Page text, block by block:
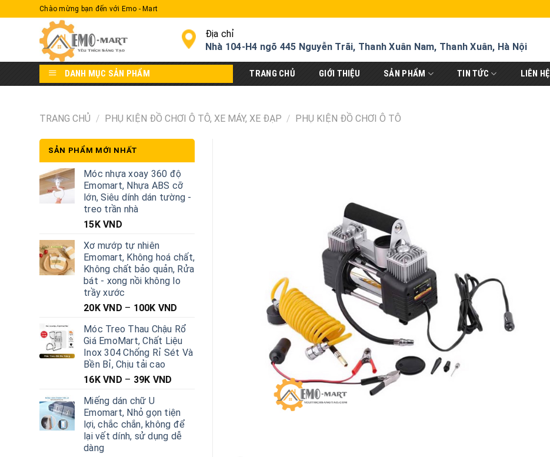
to
Chào mừng bạn đến với Emo - Mart
Địa chỉ
Nhà 104-H4 ngõ 445 Nguyễn Trãi, Thanh Xuân Nam, Thanh Xuân, Hà Nội
DANH MỤC SẢN PHẨM TRANG CHỦ GIỚI THIỆU SẢN PHẨM TIN TỨC LIÊN HỆ
TRANG CHỦ / PHỤ KIỆN ĐỒ CHƠI Ô TÔ, XE MÁY, XE ĐẠP / PHỤ KIỆN ĐỒ CHƠI Ô TÔ
SẢN PHẨM MỚI NHẤT
Móc nhựa xoay 360 độ
Emomart, Nhựa ABS cỡ
lớn, Siêu dính dán tường -
treo trần nhà
15K VND
Xơ mướp tự nhiên
Emomart, Không hoá chất,
Không chất bảo quản, Rửa
bát - xong nồi không lo
trầy xước
20K VND – 100K VND
Móc Treo Thau Chậu Rổ
Giá EmoMart, Chất Liệu
Inox 304 Chống Rỉ Sét Và
Bền Bỉ, Chịu tải cao
16K VND – 39K VND
Miếng dán chữ U
Emomart, Nhỏ gọn tiện
lợi, chắc chắn, không để
lại vết dính, sử dụng dễ
dàng